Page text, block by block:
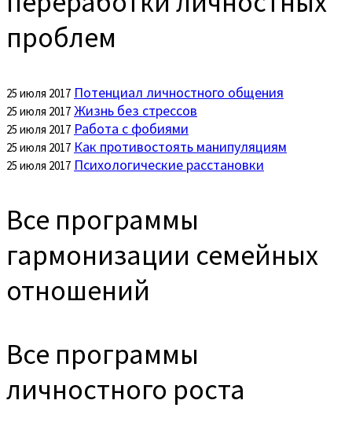
проблем
25 июля 2017 Потенциал личностного общения
25 июля 2017 Жизнь без стрессов
25 июля 2017 Работа с фобиями
25 июля 2017 Как противостоять манипуляциям
25 июля 2017 Психологические расстановки
Все программы
гармонизации семейных
отношений
Все программы
личностного роста